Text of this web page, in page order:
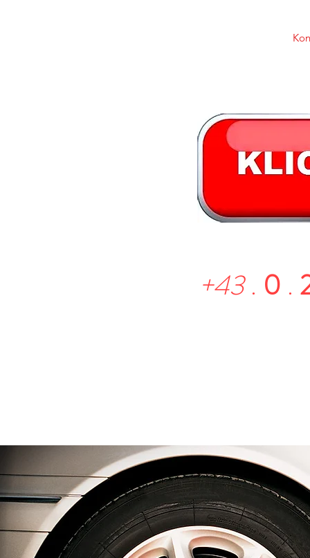
+43. 0 .